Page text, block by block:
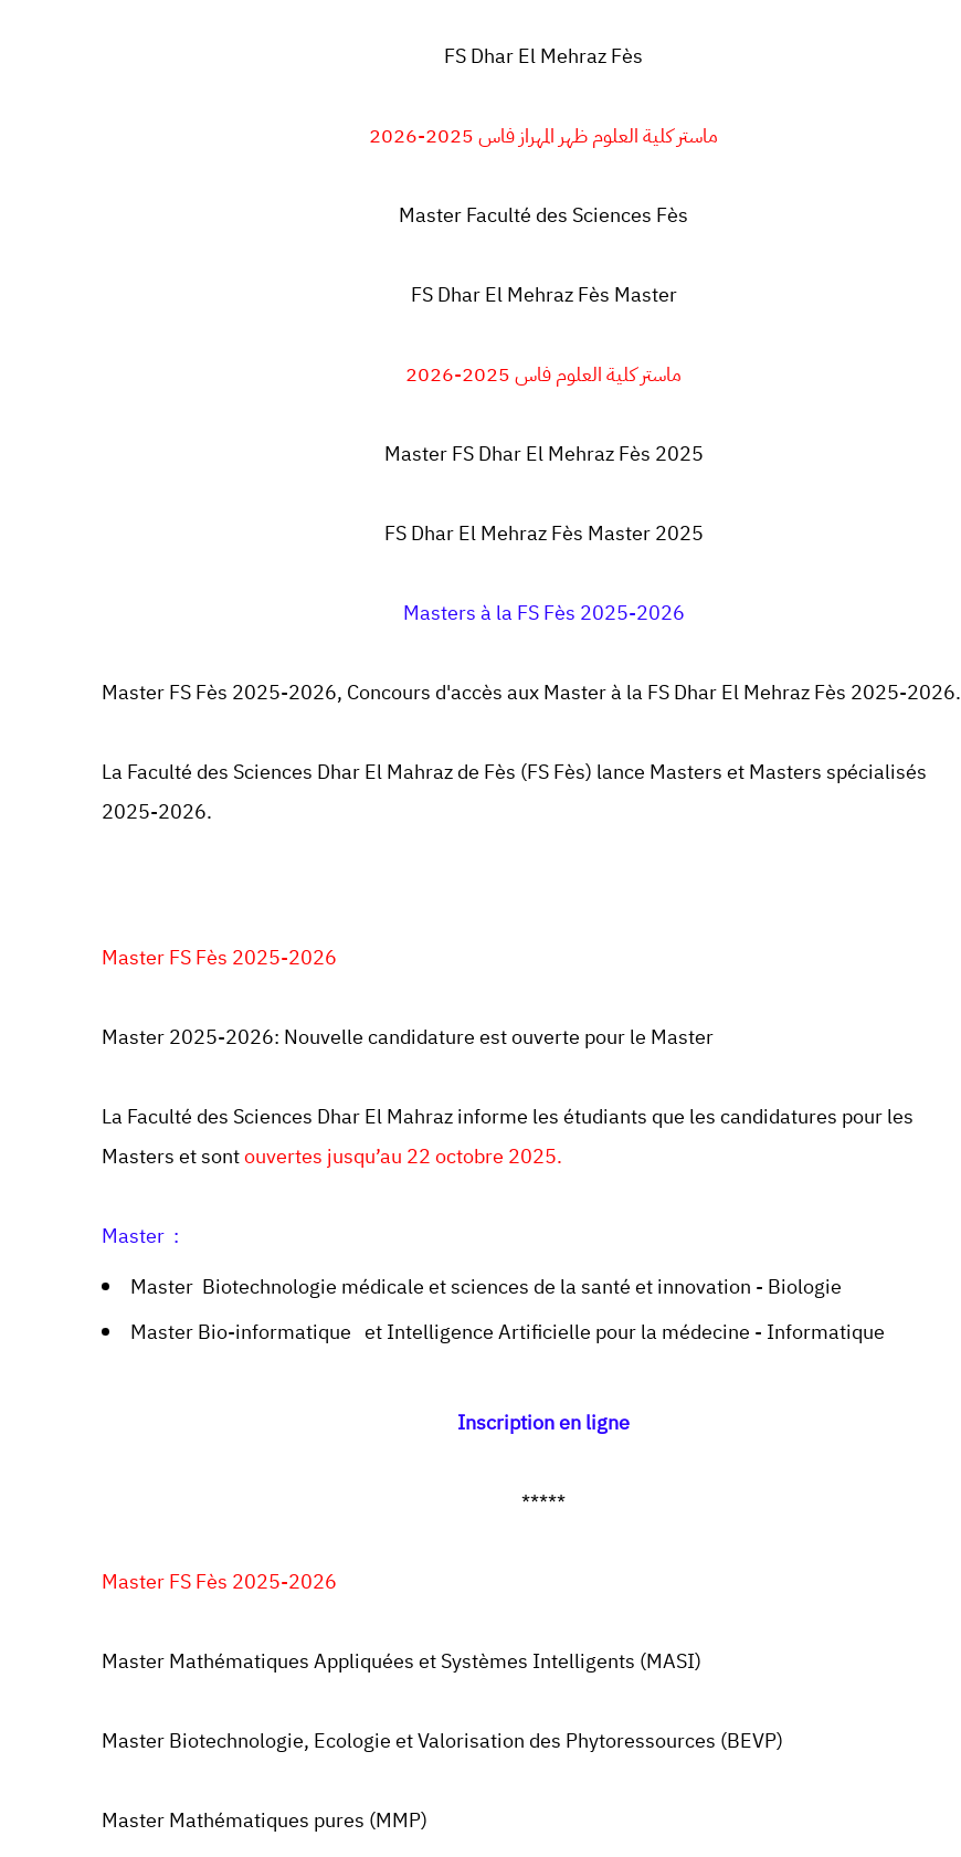
FS Dhar El Mehraz Fès
ماستر كلية العلوم ظهر المهراز فاس 2025-2026
Master Faculté des Sciences Fès
FS Dhar El Mehraz Fès Master
ماستر كلية العلوم فاس 2025-2026
Master FS Dhar El Mehraz Fès 2025
FS Dhar El Mehraz Fès Master 2025
Masters à la FS Fès 2025-2026
Master FS Fès 2025-2026, Concours d'accès aux Master à laFS Dhar El Mehraz Fès 2025-2026.
La Faculté des Sciences Dhar El Mahraz de Fès (FS Fès) lance Masters et Masters spécialisés
2025-2026.
Master FS Fès 2025-2026
Master 2025-2026: Nouvelle candidature est ouverte pour le Master
La Faculté des Sciences Dhar El Mahraz informe les étudiants que les candidatures pour les
Masters et sontouvertes jusqu’au 22 octobre 2025.
Master :
Master Biotechnologie médicale et sciences de la santé et innovation - Biologie
Master Bio-informatique et Intelligence Artificielle pour la médecine - Informatique
Inscription en ligne
*****
Master FS Fès 2025-2026
Master Mathématiques Appliquées et Systèmes Intelligents (MASI)
Master Biotechnologie, Ecologie et Valorisation des Phytoressources (BEVP)
Master Mathématiques pures (MMP)